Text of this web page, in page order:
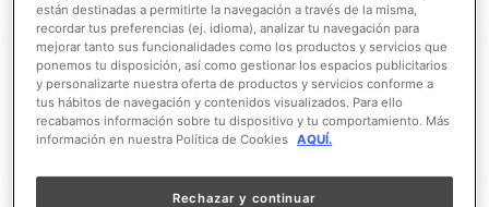
Durmiendo entre Tiburones
General
Más información
están destinadas a permitirte la navegación a través de la misma,
recordar tus preferencias (ej. idioma), analizar tu navegación para
mejorar tanto sus funcionalidades como los productos y servicios que
ponemos tu disposición, así como gestionar los espacios publicitarios
y personalizarte nuestra oferta de productos y servicios conforme a
tus hábitos de navegación y contenidos visualizados. Para ello
recabamos información sobre tu dispositivo y tu comportamiento. Más
información en nuestra Política de Cookies AQUÍ.
Rechazar y continuar